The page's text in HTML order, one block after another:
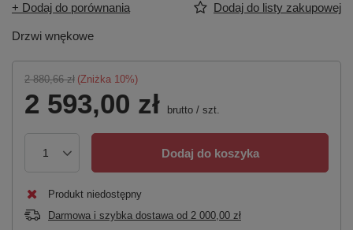
+ Dodaj do porównania Dodaj do listy zakupowej
Drzwi wnękowe
2 880,66 zł (Zniżka 10%)
2 593,00 zł brutto / szt.
Dodaj do koszyka
Produkt niedostępny
Darmowa i szybka dostawa od 2 000,00 zł